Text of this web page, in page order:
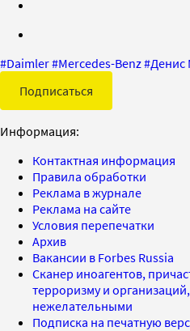
#Daimler#Mercedes-Benz#Денис
Подписаться
Информация:
Контактная информация
Правила обработки
Реклама в журнале
Реклама на сайте
Условия перепечатки
Архив
Вакансии в Forbes Russia
Сканер иноагентов,
терроризму и
нежелательными
Подписка на печатную